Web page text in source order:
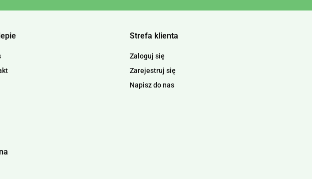
Strefa klienta
Zaloguj się
Zarejestruj się
Napisz do nas